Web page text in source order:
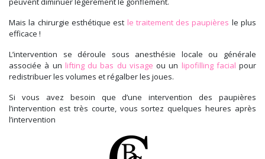
Mais la chirurgie esthétique est le traitement des paupières le plus
efficace !
L’intervention se déroule sous anesthésie locale ou générale
associée à un lifting du bas du visage ou un lipofilling facial pour
redistribuer les volumes et régalber les joues.
Si vous avez besoin que d’une intervention des paupières
l’intervention est très courte, vous sortez quelques heures après
l’intervention